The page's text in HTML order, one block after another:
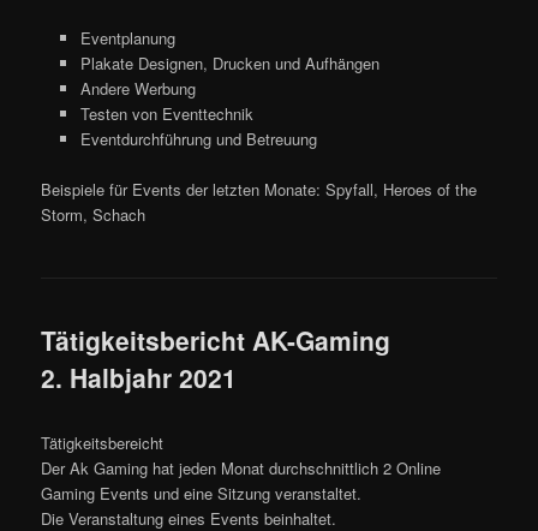
Eventplanung
Plakate Designen, Drucken und Aufhängen
Andere Werbung
Testen von Eventtechnik
Eventdurchführung und Betreuung
Beispiele für Events der letzten Monate: Spyfall, Heroes of the
Storm, Schach
Tätigkeitsbericht AK-Gaming
2. Halbjahr 2021
Tätigkeitsbereicht
Der Ak Gaming hat jeden Monat durchschnittlich 2 Online
Gaming Events und eine Sitzung veranstaltet.
Die Veranstaltung eines Events beinhaltet.